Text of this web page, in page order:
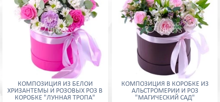
КОМПОЗИЦИЯ ИЗ БЕЛОЙ
ХРИЗАНТЕМЫ И РОЗОВЫХ РОЗ В
КОРОБКЕ "ЛУННАЯ ТРОПА"
КОМПОЗИЦИЯ В КОРОБКЕ ИЗ
АЛЬСТРОМЕРИИ И РОЗ
"МАГИЧЕСКИЙ САД"